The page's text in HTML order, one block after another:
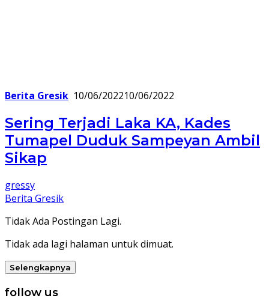
Berita Gresik 10/06/202210/06/2022
Sering Terjadi Laka KA, Kades
Tumapel Duduk Sampeyan Ambil
Sikap
gressy
Berita Gresik
Tidak Ada Postingan Lagi.
Tidak ada lagi halaman untuk dimuat.
Selengkapnya
follow us